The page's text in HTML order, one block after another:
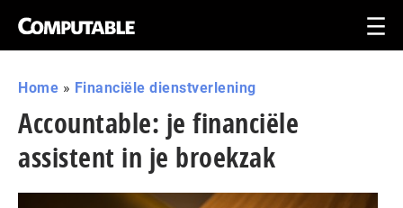
Home » Financiële dienstverlening
Accountable: je financiële
assistent in je broekzak